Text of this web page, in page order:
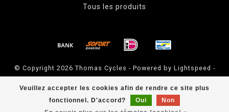
Veuillez accepter les cookies afin de rendre ce site plus
fonctionnel. D'accord?
Oui
Non
Tous les produits
© Copyright 2026 Thomas Cycles - Powered by Lightspeed -
Theme byDyvelopment
Thomas Cycles scores a out of14évaluations at